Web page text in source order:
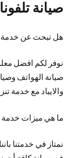
صيانة
هل تبحث عن خدمة
نوفر لكم افضل
صيانة الهواتف
والايباد مع خدمة
ما هي ميزات خدمة
نمتاز في خدمتنا